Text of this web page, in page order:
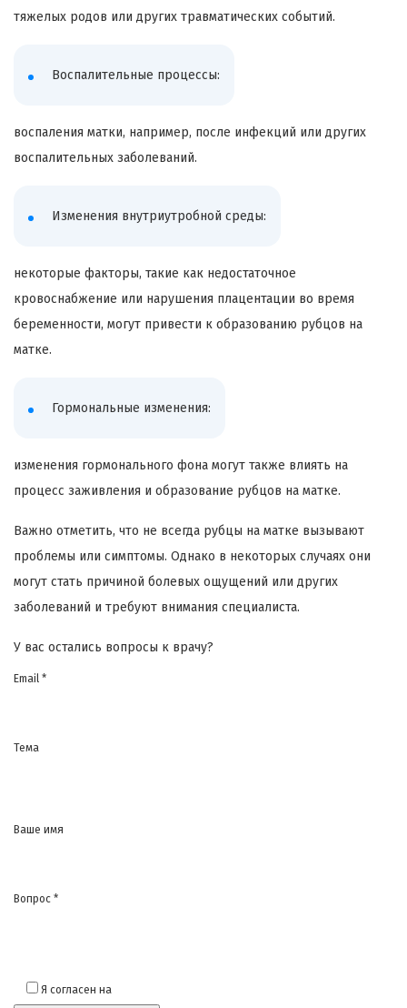
тяжелых родов или других травматических событий.
Воспалительные процессы:
воспаления матки, например, после инфекций или других
воспалительных заболеваний.
Изменения внутриутробной среды:
некоторые факторы, такие как недостаточное
кровоснабжение или нарушения плацентации во время
беременности, могут привести к образованию рубцов на
матке.
Гормональные изменения:
изменения гормонального фона могут также влиять на
процесс заживления и образование рубцов на матке.
Важно отметить, что не всегда рубцы на матке вызывают
проблемы или симптомы. Однако в некоторых случаях они
могут стать причиной болевых ощущений или других
заболеваний и требуют внимания специалиста.
У вас остались вопросы к врачу?
Email *
Тема
Ваше имя
Вопрос *
Я согласен на